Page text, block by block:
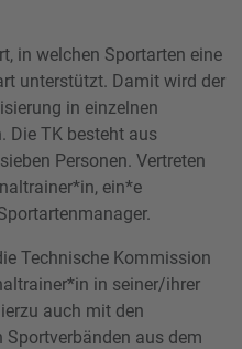
in welchen Sportarten eine
unterstützt. Damit wird der
in einzelnen
Die TK besteht aus
Personen. Vertreten
ein*e
Technische Kommission
in seiner/ihrer
auch mit den
aus dem